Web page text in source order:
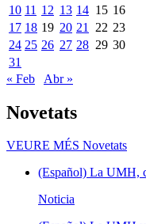
10 11 12 13 14 15 16
17 18 19 20 21 22 23
24 25 26 27 28 29 30
31
« Feb
Abr »
Novetats
VEURE MÉS Novetats
(Español) La UMH,
Noticia